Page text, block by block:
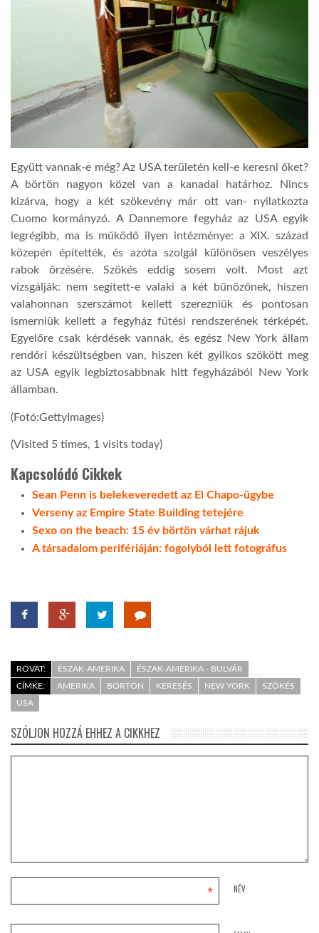
Együtt vannak-e még? Az USA területén kell-e keresni őket?
A börtön nagyon közel van a kanadai határhoz. Nincs
kizárva, hogy a két szökevény már ott van- nyilatkozta
Cuomo kormányzó. A Dannemore fegyház az USA egyik
legrégibb, ma is működő ilyen intézménye: a XIX. század
közepén építették, és azóta szolgál különösen veszélyes
rabok őrzésére. Szökés eddig sosem volt. Most azt
vizsgálják: nem segített-e valaki a két bűnözőnek, hiszen
valahonnan szerszámot kellett szerezniük és pontosan
ismerniük kellett a fegyház fűtési rendszerének térképét.
Egyelőre csak kérdések vannak, és egész New York állam
rendőri készültségben van, hiszen két gyilkos szökött meg
az USA egyik legbiztosabbnak hitt fegyházából New York
államban.
(Fotó:GettyImages)
(Visited 5 times, 1 visits today)
Kapcsolódó Cikkek
Sean Penn is belekeveredett az El Chapo-ügybe
Verseny az Empire State Building tetejére
Sexo on the beach: 15 év börtön várhat rájuk
A társadalom perifériáján: fogolyból lett fotográfus
ROVAT: ÉSZAK-AMERIKA
ÉSZAK-AMERIKA - BULVÁR
CÍMKE:
AMERIKA BÖRTÖN KERESÉS NEW YORK
SZÖKÉS
USA
SZÓLJON HOZZÁ EHHEZ A CIKKHEZ
NÉV
*